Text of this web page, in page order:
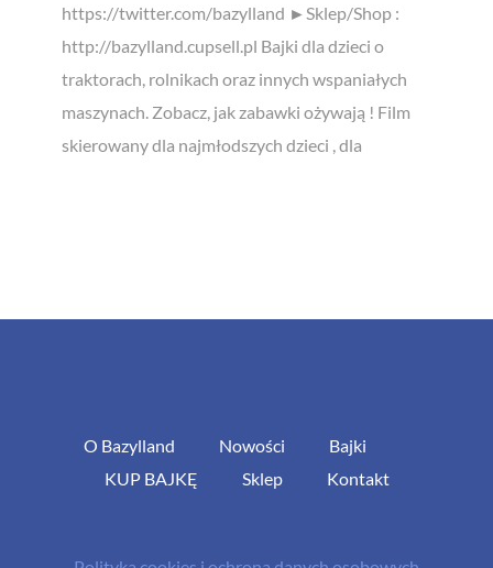
https://twitter.com/bazylland ►Sklep/Shop :
http://bazylland.cupsell.pl Bajki dla dzieci o
traktorach, rolnikach oraz innych wspaniałych
maszynach. Zobacz, jak zabawki ożywają ! Film
skierowany dla najmłodszych dzieci , dla
O Bazylland Nowości
Bajki
KUP BAJKĘ
Sklep Kontakt